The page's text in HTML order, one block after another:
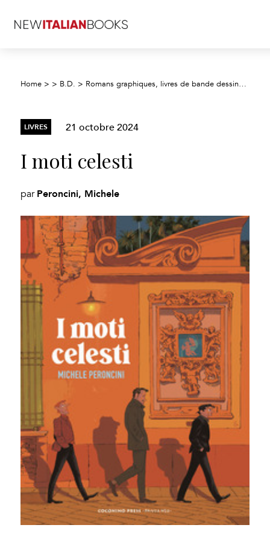
Home > > B.D. > Romans graphiques, livres de bande dessinée, dessins animés
LIVRES 21 octobre 2024
I moti celesti
par Peroncini, Michele